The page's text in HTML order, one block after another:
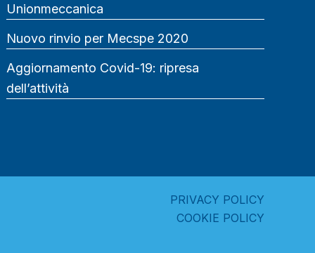
Unionmeccanica
Nuovo rinvio per Mecspe 2020
Aggiornamento Covid-19: ripresa
dell’attività
PRIVACY POLICY
COOKIE POLICY